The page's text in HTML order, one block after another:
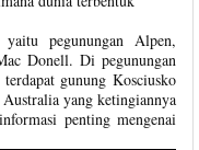
pegunungan Alpen,
Donell. Di pegunungan
gunung Kosciusko
yang ketingiannya
penting mengenai